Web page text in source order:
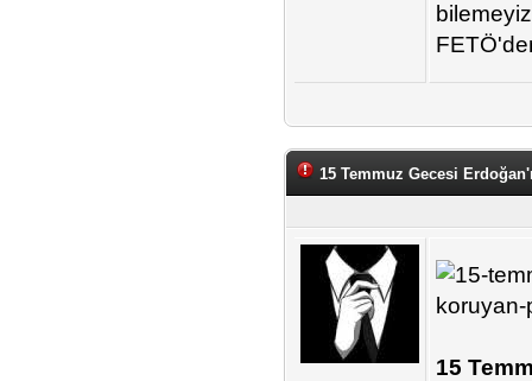
15 Temmuz Gecesi
15